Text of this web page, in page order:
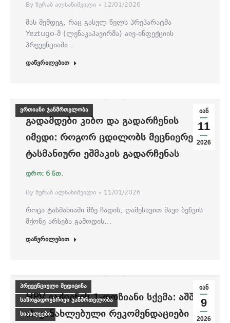
By ზურაბ ალხანიშვილი 12/01/2026
მას შემდეგ, რაც გასულ წელს პრეპარატმა
Yeztugo-მ (ლენაკაპავირმა) აივ-ინფექციის
პრევენციაში…
დაწვრილებით
იან
11
2026
ერთიანი ჯანმრთელობა
ᲒᲐᲓᲐᲛᲓᲔᲑᲘ ᲙᲘᲑᲝ ᲓᲐ ᲒᲐᲓᲐᲠᲩᲔᲜᲘᲡ
ᲘᲛᲔᲓᲘ: ᲠᲝᲒᲝᲠ ᲪᲓᲘᲚᲝᲑᲡ ᲛᲔᲪᲜᲘᲔᲠᲔᲑᲐ
ᲢᲐᲡᲛᲐᲜᲘᲣᲠᲘ ᲔᲨᲛᲐᲙᲘᲡ ᲒᲐᲓᲐᲠᲩᲔᲜᲐᲡ
By ზურაბ ალხანიშვილი 11/01/2026
როცა ტასმანიაში მზე ჩადის, ღამესავით შავი ბეწვის
მქონე არსება გამოდის…
დაწვრილებით
იან
9
2026
პრევენციული მედიცინა
საზოგადოებრივი ჯანმრთელობა
სიახლეები
HPV ᲕᲐᲥᲪᲘᲜᲘᲡ 1-ᲓᲝᲖᲘᲐᲜᲘ ᲡᲥᲔᲛᲐ: ᲐᲨᲨ-
ᲘᲡ ᲒᲐᲜᲐᲮᲚᲔᲑᲣᲚᲘ ᲠᲔᲙᲝᲛᲔᲜᲓᲐᲪᲘᲔᲑᲘ